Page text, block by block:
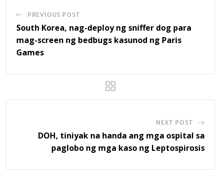
PREVIOUS POST
South Korea, nag-deploy ng sniffer dog para
mag-screen ng bedbugs kasunod ng Paris
Games
NEXT POST
DOH, tiniyak na handa ang mga ospital sa
paglobo ng mga kaso ng Leptospirosis